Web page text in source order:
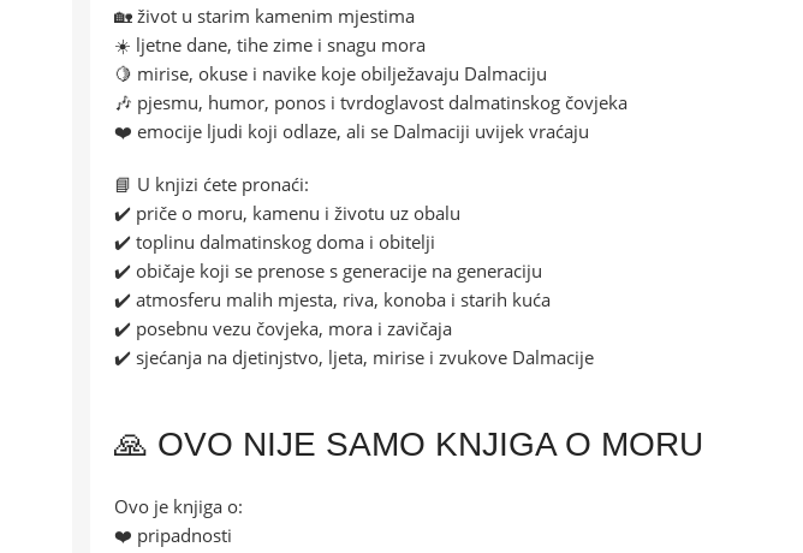
🏡 život u starim kamenim mjestima
☀️ ljetne dane, tihe zime i snagu mora
🍋 mirise, okuse i navike koje obilježavaju Dalmaciju
🎶 pjesmu, humor, ponos i tvrdoglavost dalmatinskog čovjeka
❤️ emocije ljudi koji odlaze, ali se Dalmaciji uvijek vraćaju
📘 U knjizi ćete pronaći:
✔️ priče o moru, kamenu i životu uz obalu
✔️ toplinu dalmatinskog doma i obitelji
✔️ običaje koji se prenose s generacije na generaciju
✔️ atmosferu malih mjesta, riva, konoba i starih kuća
✔️ posebnu vezu čovjeka, mora i zavičaja
✔️ sjećanja na djetinjstvo, ljeta, mirise i zvukove Dalmacije
🙏 OVO NIJE SAMO KNJIGA O MORU
Ovo je knjiga o:
❤️ pripadnosti